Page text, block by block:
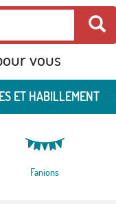
vous
ET HABILLEMENT
Fanions